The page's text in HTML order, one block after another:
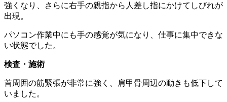
強くなり、さらに右手の親指から人差し指にかけてしびれが
出現。
パソコン作業中にも手の感覚が気になり、仕事に集中できな
い状態でした。
検査・施術
首周囲の筋緊張が非常に強く、肩甲骨周辺の動きも低下して
いました。